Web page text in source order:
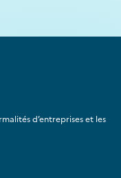
d’entreprises et les